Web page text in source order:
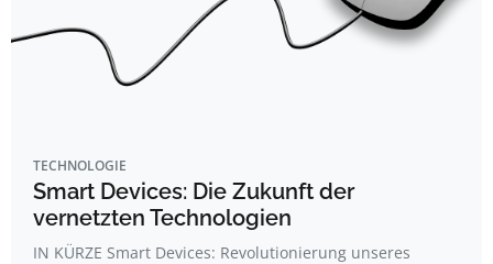
TECHNOLOGIE
Smart Devices: Die Zukunft der
vernetzten Technologien
IN KÜRZE Smart Devices: Revolutionierung unseres